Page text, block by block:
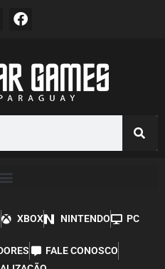
XBOX NINTENDO PC
FALE CONOSCO